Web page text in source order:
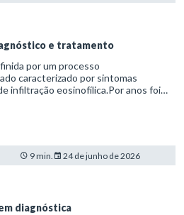
e tratamento
por um processo
caracterizado por sintomas
infiltração eosinofílica.Por anos foi
9 min. 24 de junho de 2026
diagnóstica